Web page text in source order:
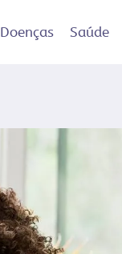
Doenças Saúde